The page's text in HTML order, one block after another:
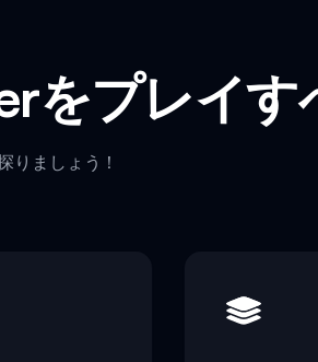
をプレイす
りましょう！